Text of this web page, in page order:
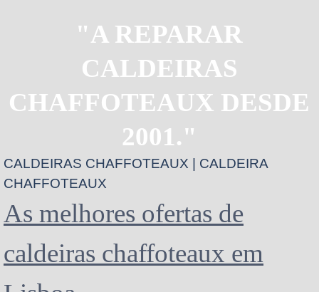
"A REPARAR
CALDEIRAS
CHAFFOTEAUX DESDE
2001."
CALDEIRAS CHAFFOTEAUX | CALDEIRA
CHAFFOTEAUX
As melhores ofertas de
caldeiras chaffoteaux em